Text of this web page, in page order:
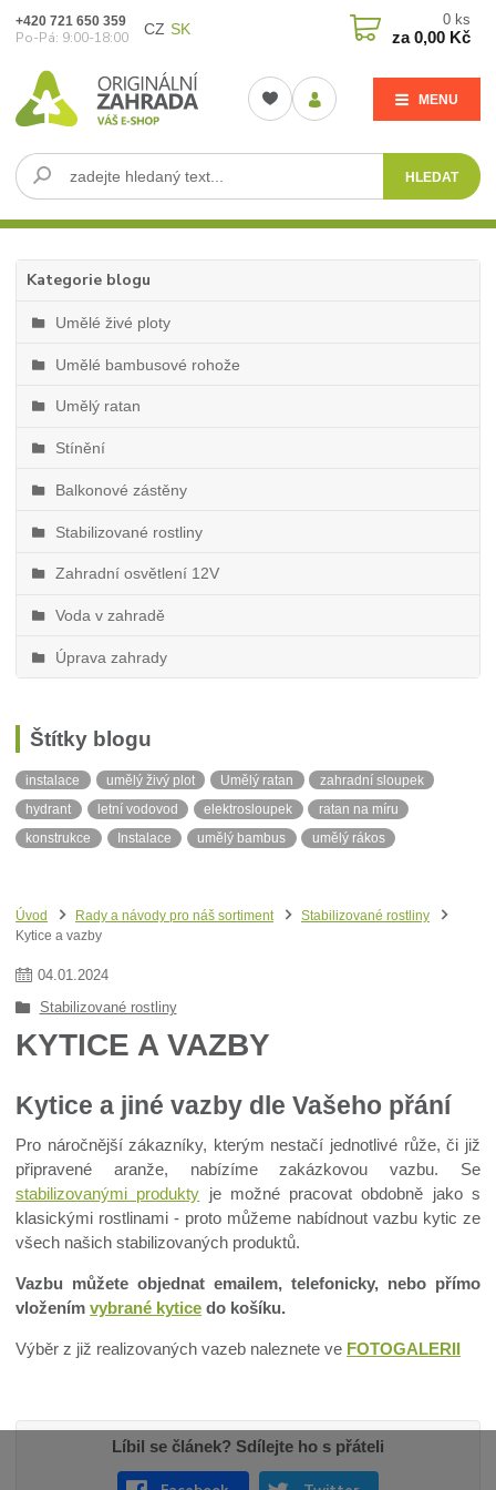
CZ SK
MENU
HLEDAT
+420 721 650 359
Po-Pá: 9:00-18:00
0 ks
za0,00 Kč
Kategorie blogu
Umělé živé ploty
Umělé bambusové rohože
Umělý ratan
Stínění
Balkonové zástěny
Stabilizované rostliny
Zahradní osvětlení 12V
Voda v zahradě
Úprava zahrady
Štítky blogu
instalace umělý živý plot Umělý ratan
zahradní sloupek
hydrant
letní vodovod elektrosloupek
ratan na míru
konstrukce
Instalace umělý bambus
umělý rákos
Stín
Úvod Rady a návody pro náš sortiment
Stabilizované rostliny
Kytice a vazby
04.01.2024
Stabilizované rostliny
KYTICE A VAZBY
Kytice a jiné vazby dle Vašeho přání
Pro náročnější zákazníky, kterým nestačí jednotlivé růže, či již
připravené aranže, nabízíme zakázkovou vazbu. Se
stabilizovanými produkty je možné pracovat obdobně jako s
klasickými rostlinami - proto můžeme nabídnout vazbu kytic ze
všech našich stabilizovaných produktů.
Vazbu můžete objednat emailem, telefonicky, nebo přímo
vloženímvybrané kytice do košíku.
Výběr z již realizovaných vazeb naleznete ve FOTOGALERII
Líbil se článek? Sdílejte ho s přáteli